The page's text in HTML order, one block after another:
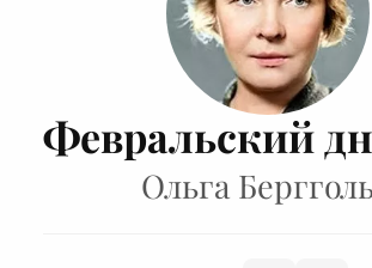
Февральский
Ольга